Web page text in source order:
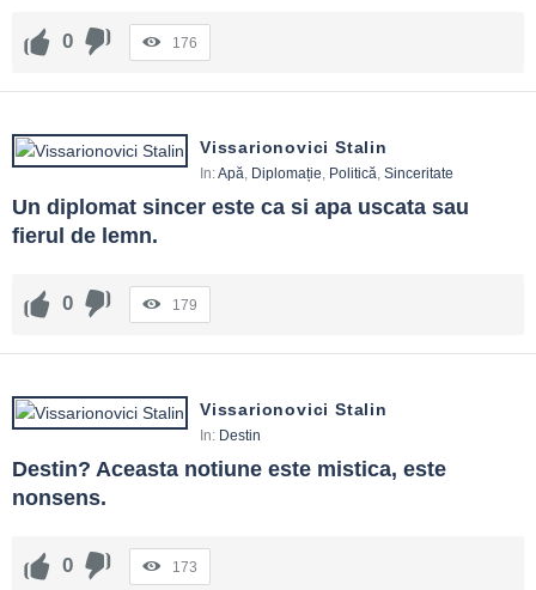
0 176
Vissarionovici Stalin
In:Apă Diplomație Politică Sinceritate
Un diplomat sincer este ca si apa uscata sau
fierul de lemn.
0 179
Vissarionovici Stalin
In: Destin
Destin? Aceasta notiune este mistica, este
nonsens.
0 173